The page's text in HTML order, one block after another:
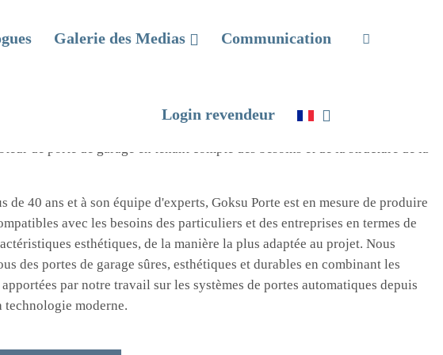
Galerie des Medias Communication
Login revendeur
de Garage
Elles peuvent être fabriquées selon les spécifications souhaitées, en
Dans le processus de production des portes de garage, il est très
de porte de garage en tenant compte des besoins et de la structure de la
de 40 ans et à son équipe d'experts, Goksu Porte est en mesure de produire
avec les besoins des particuliers et des entreprises en termes de
esthétiques, de la manière la plus adaptée au projet. Nous
des portes de garage sûres, esthétiques et durables en combinant les
par notre travail sur les systèmes de portes automatiques depuis
technologie moderne.